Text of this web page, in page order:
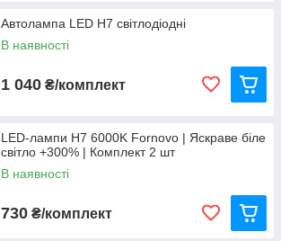
Автолампа LED H7 світлодіодні
В наявності
1 040 ₴/комплект
LED-лампи H7 6000K Fornovo | Яскраве біле
світло +300% | Комплект 2 шт
В наявності
730 ₴/комплект